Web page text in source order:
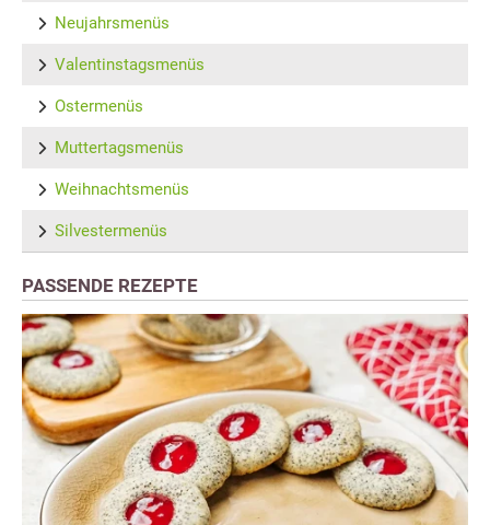
Neujahrsmenüs
Valentinstagsmenüs
Ostermenüs
Muttertagsmenüs
Weihnachtsmenüs
Silvestermenüs
PASSENDE REZEPTE